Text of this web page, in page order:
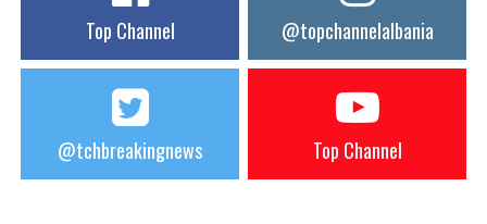
Top Channel @topchannelalbania
@tchbreakingnews Top Channel